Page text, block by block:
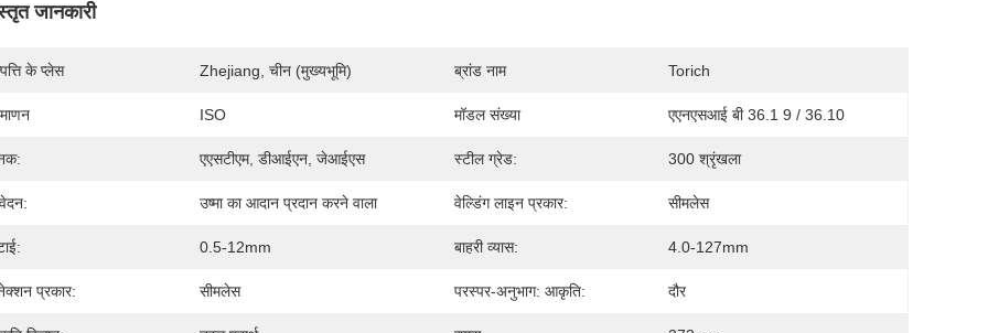
जानकारी
के प्लेस Zhejiang, चीन (मुख्यभूमि) ब्रांड नाम Torich
ISO मॉडल संख्या एएनएसआई बी 36.1 9 / 36.10
एएसटीएम, डीआईएन, जेआईएस स्टील ग्रेड: 300 श्रृंखला
उष्मा का आदान प्रदान करने वाला वेल्डिंग लाइन प्रकार: सीमलेस
0.5-12mm बाहरी व्यास: 4.0-127mm
प्रकार: सीमलेस परस्पर-अनुभाग: आकृति: दौर